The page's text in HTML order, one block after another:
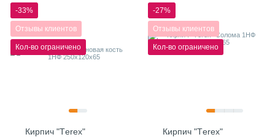
-33%
Отзывы клиентов
Кол-во ограничено
Кирпич "Тerex"
-27%
Отзывы клиентов
Кол-во ограничено
Кирпич "Тerex"